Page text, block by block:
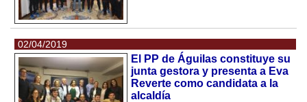
02/04/2019
El PP de Águilas constituye su
junta gestora y presenta a Eva
Reverte como candidata a la
alcaldía